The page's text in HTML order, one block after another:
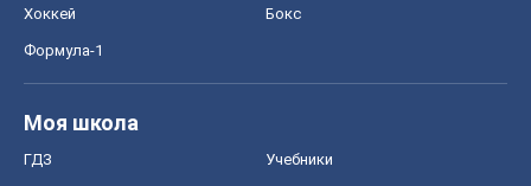
Хоккей Бокс
Формула-1
Моя школа
ГДЗ Учебники